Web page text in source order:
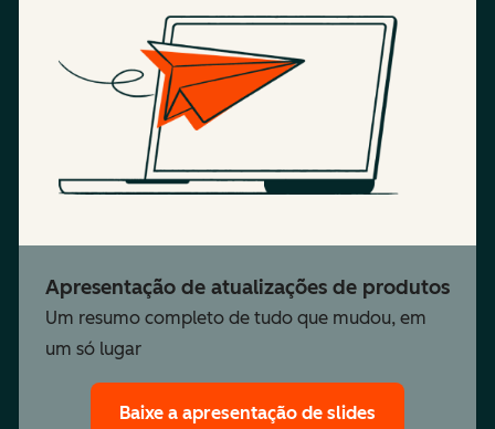
Apresentação de atualizações de produtos
Um resumo completo de tudo que mudou, em
um só lugar
Baixe a apresentação de slides